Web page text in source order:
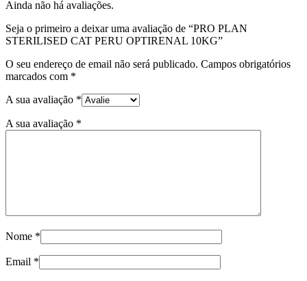
Ainda não há avaliações.
Seja o primeiro a deixar uma avaliação de “PRO PLAN
STERILISED CAT PERU OPTIRENAL 10KG”
O seu endereço de email não será publicado. Campos obrigatórios
marcados com *
A sua avaliação *
A sua avaliação *
Nome *
Email *